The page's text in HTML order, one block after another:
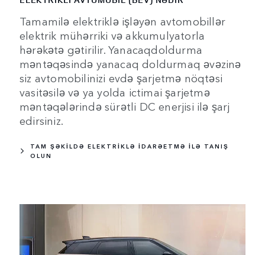
Tamamilə elektriklə işləyən avtomobillər
elektrik mühərriki və akkumulyatorla
hərəkətə gətirilir. Yanacaqdoldurma
məntəqəsində yanacaq doldurmaq əvəzinə
siz avtomobilinizi evdə şarjetmə nöqtəsi
vasitəsilə və ya yolda ictimai şarjetmə
məntəqələrində sürətli DC enerjisi ilə şarj
edirsiniz.
TAM ŞƏKİLDƏ ELEKTRİKLƏ İDARƏETMƏ İLƏ TANIŞ
OLUN